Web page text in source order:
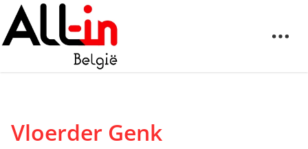
Vloerder Genk